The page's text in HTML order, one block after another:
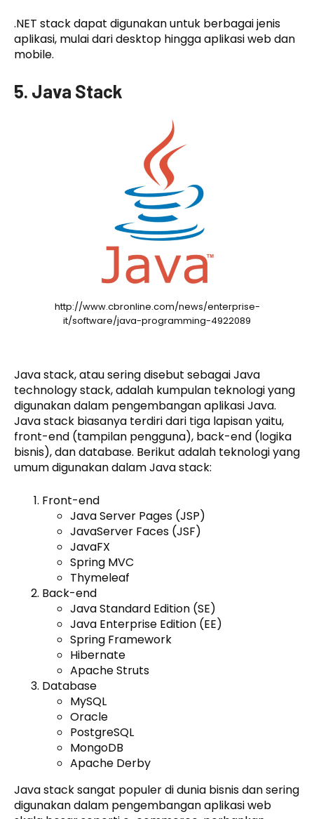
.NET stack dapat digunakan untuk berbagai jenis
aplikasi, mulai dari desktop hingga aplikasi web dan
mobile.
5. Java Stack
http://www.cbronline.com/news/enterprise-
it/software/java-programming-4922089
Java stack, atau sering disebut sebagai Java
technology stack, adalah kumpulan teknologi yang
digunakan dalam pengembangan aplikasi Java.
Java stack biasanya terdiri dari tiga lapisan yaitu,
front-end (tampilan pengguna), back-end (logika
bisnis), dan database. Berikut adalah teknologi yang
umum digunakan dalam Java stack:
Front-end
Java Server Pages (JSP)
JavaServer Faces (JSF)
JavaFX
Spring MVC
Thymeleaf
Back-end
Java Standard Edition (SE)
Java Enterprise Edition (EE)
Spring Framework
Hibernate
Apache Struts
Database
MySQL
Oracle
PostgreSQL
MongoDB
Apache Derby
Java stack sangat populer di dunia bisnis dan sering
digunakan dalam pengembangan aplikasi web